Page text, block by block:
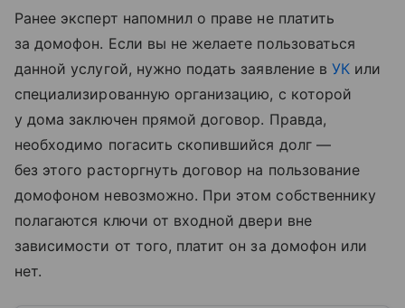
Ранее эксперт напомнил о праве не платить
за домофон. Если вы не желаете пользоваться
данной услугой, нужно подать заявление в УК или
специализированную организацию, с которой
у дома заключен прямой договор. Правда,
необходимо погасить скопившийся долг —
без этого расторгнуть договор на пользование
домофоном невозможно. При этом собственнику
полагаются ключи от входной двери вне
зависимости от того, платит он за домофон или
нет.